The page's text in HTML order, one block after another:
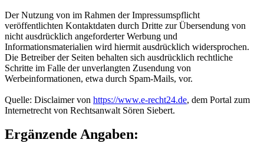
Der Nutzung von im Rahmen der Impressumspflicht
veröffentlichten Kontaktdaten durch Dritte zur Übersendung von
nicht ausdrücklich angeforderter Werbung und
Informationsmaterialien wird hiermit ausdrücklich widersprochen.
Die Betreiber der Seiten behalten sich ausdrücklich rechtliche
Schritte im Falle der unverlangten Zusendung von
Werbeinformationen, etwa durch Spam-Mails, vor.
Quelle: Disclaimer von https://www.e-recht24.de, dem Portal zum
Internetrecht von Rechtsanwalt Sören Siebert.
Ergänzende Angaben: